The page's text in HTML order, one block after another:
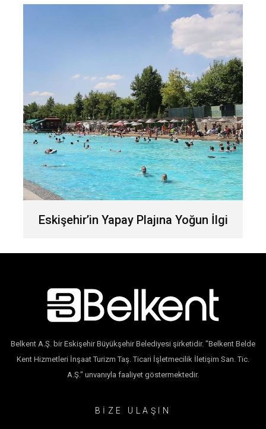
Eskişehir’in Yapay Plajına Yoğun İlgi
Belkent A.Ş. bir Eskişehir Büyükşehir Belediyesi şirketidir. "Belkent Belde
Kent Hizmetleri İnşaat Turizm Taş. Ticari İşletmecilik İletişim San. Tic.
A.Ş." unvanıyla faaliyet göstermektedir.
BİZE ULAŞIN